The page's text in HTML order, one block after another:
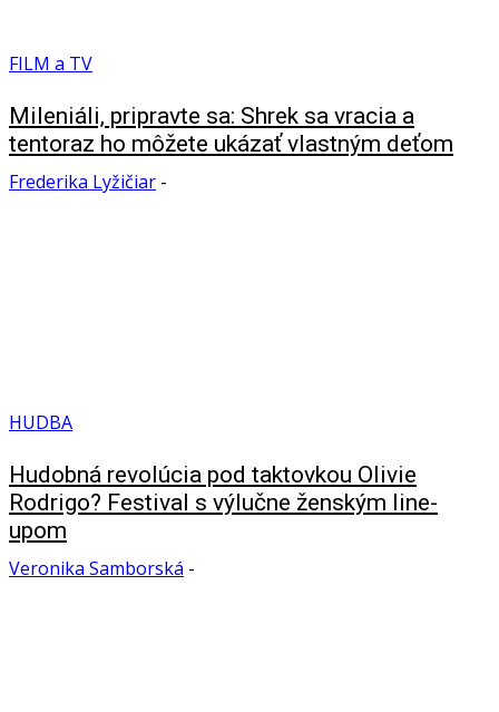
FILM a TV
Mileniáli, pripravte sa: Shrek sa vracia a
tentoraz ho môžete ukázať vlastným deťom
Frederika Lyžičiar -
HUDBA
Hudobná revolúcia pod taktovkou Olivie
Rodrigo? Festival s výlučne ženským line-
upom
Veronika Samborská -